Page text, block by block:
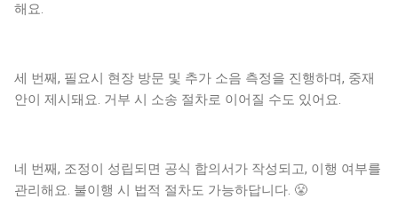
해요.
세 번째, 필요시 현장 방문 및 추가 소음 측정을 진행하며, 중재
안이 제시돼요. 거부 시 소송 절차로 이어질 수도 있어요.
네 번째, 조정이 성립되면 공식 합의서가 작성되고, 이행 여부를
관리해요. 불이행 시 법적 절차도 가능하답니다. 😤